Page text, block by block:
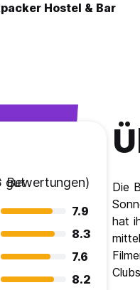
Hostel & Bar
gut
Bewertungen)
7.9
8.3
7.6
8.2
Die
hat